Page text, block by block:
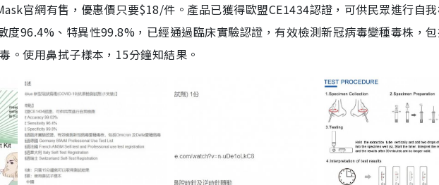
官網有售，優惠價只要$18/件。產品已獲得歐盟CE1434認證，可供民眾進行自
度96.4%、特異性99.8%，已經通過臨床實驗認證，有效檢測新冠病毒變種毒株，
使用鼻拭子樣本，15分鐘知結果。